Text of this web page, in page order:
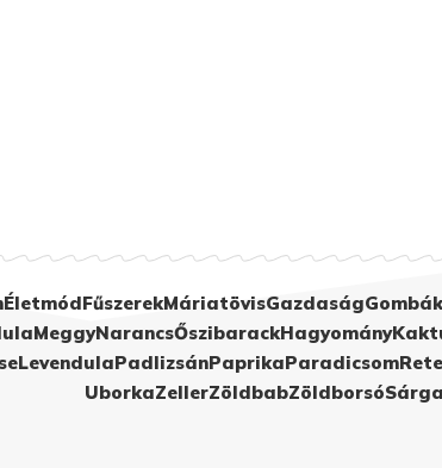
ÉletmódFűszerekMáriatövisGazdaságGombák
MeggyNarancsŐszibarackHagyomány
LevendulaPadlizsánPaprikaParadicsom
UborkaZellerZöldbabZöldborsó